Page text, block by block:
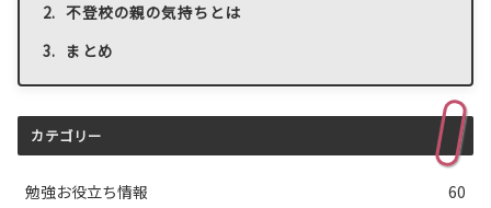
不登校の親の気持ちとは
まとめ
カテゴリー
勉強お役立ち情報
60